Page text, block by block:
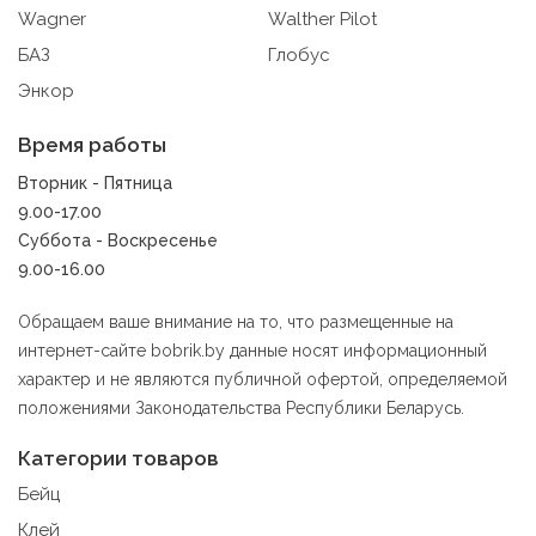
Wagner
Walther Pilot
БАЗ
Глобус
Энкор
Время работы
Вторник - Пятница
9.00-17.00
Суббота - Воскресенье
9.00-16.00
Обращаем ваше внимание на то, что размещенные на
интернет-сайте bobrik.by данные носят информационный
характер и не являются публичной офертой, определяемой
положениями Законодательства Республики Беларусь.
Категории товаров
Бейц
Клей
9.3. Файлы cookie предпочтений, например, для
настройки контента. Данные файлы cookie собирают
предпочтениях и позволяют Обществу «запомнить»
других местных настройках для того, чтобы
соответствующим образом настраивать сайт.
9.4. Аналитические файлы cookie, например
Яндекс.Метрика, Google Analytics. Данные файлы
cookie собирают информацию о том, как пользователь
них улучшения.
Аналитические файлы cookie показывают, какие
страницы сайта посещаются чаще всего, помогают
выявлять трудности, возникающие при использовании
рекламы. Благодаря этому у есть возможность
составить представление о тенденциях использования